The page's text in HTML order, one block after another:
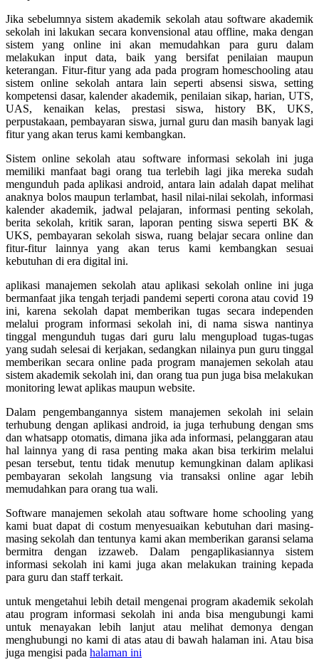
Jika sebelumnya sistem akademik sekolah atau software akademik
sekolah ini lakukan secara konvensional atau offline, maka dengan
sistem yang online ini akan memudahkan para guru dalam
melakukan input data, baik yang bersifat penilaian maupun
keterangan. Fitur-fitur yang ada pada program homeschooling atau
sistem online sekolah antara lain seperti absensi siswa, setting
kompetensi dasar, kalender akademik, penilaian sikap, harian, UTS,
UAS, kenaikan kelas, prestasi siswa, history BK, UKS,
perpustakaan, pembayaran siswa, jurnal guru dan masih banyak lagi
fitur yang akan terus kami kembangkan.
Sistem online sekolah atau software informasi sekolah ini juga
memiliki manfaat bagi orang tua terlebih lagi jika mereka sudah
mengunduh pada aplikasi android, antara lain adalah dapat melihat
anaknya bolos maupun terlambat, hasil nilai-nilai sekolah, informasi
kalender akademik, jadwal pelajaran, informasi penting sekolah,
berita sekolah, kritik saran, laporan penting siswa seperti BK &
UKS, pembayaran sekolah siswa, ruang belajar secara online dan
fitur-fitur lainnya yang akan terus kami kembangkan sesuai
kebutuhan di era digital ini.
aplikasi manajemen sekolah atau aplikasi sekolah online ini juga
bermanfaat jika tengah terjadi pandemi seperti corona atau covid 19
ini, karena sekolah dapat memberikan tugas secara independen
melalui program informasi sekolah ini, di nama siswa nantinya
tinggal mengunduh tugas dari guru lalu mengupload tugas-tugas
yang sudah selesai di kerjakan, sedangkan nilainya pun guru tinggal
memberikan secara online pada program manajemen sekolah atau
sistem akademik sekolah ini, dan orang tua pun juga bisa melakukan
monitoring lewat aplikas maupun website.
Dalam pengembangannya sistem manajemen sekolah ini selain
terhubung dengan aplikasi android, ia juga terhubung dengan sms
dan whatsapp otomatis, dimana jika ada informasi, pelanggaran atau
hal lainnya yang di rasa penting maka akan bisa terkirim melalui
pesan tersebut, tentu tidak menutup kemungkinan dalam aplikasi
pembayaran sekolah langsung via transaksi online agar lebih
memudahkan para orang tua wali.
Software manajemen sekolah atau software home schooling yang
kami buat dapat di costum menyesuaikan kebutuhan dari masing-
masing sekolah dan tentunya kami akan memberikan garansi selama
bermitra dengan izzaweb. Dalam pengaplikasiannya sistem
informasi sekolah ini kami juga akan melakukan training kepada
para guru dan staff terkait.
untuk mengetahui lebih detail mengenai program akademik sekolah
atau program informasi sekolah ini anda bisa mengubungi kami
untuk menayakan lebih lanjut atau melihat demonya dengan
menghubungi no kami di atas atau di bawah halaman ini. Atau bisa
juga mengisi pada halaman ini